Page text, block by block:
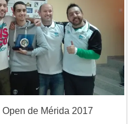
de Mérida 2017